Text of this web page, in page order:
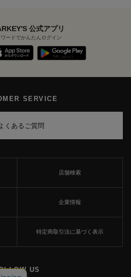
公式アプリ
ードでかんたんログイン
SERVICE
くあるご質問
店舗検索
企業情報
特定商取引法に基づく表示
US